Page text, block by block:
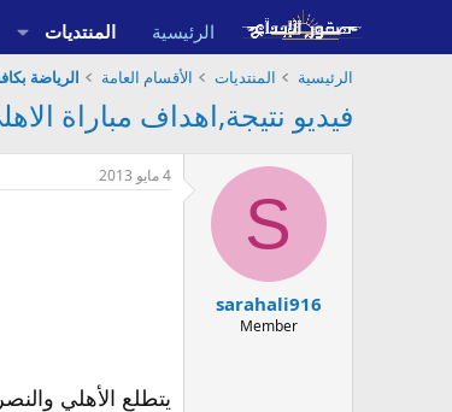
الرئيسية المنتديات
الرئيسية المنتديات الأقسام العامة الرياضة
فيديو نتيجة,اهداف مباراة الاهلي و النصر2027 - كأس خادم الحرمين
S
sarahali916
Member
4 مايو 2013